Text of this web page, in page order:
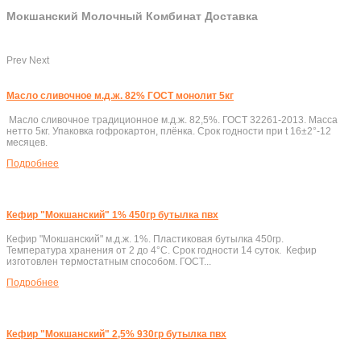
Мокшанский Молочный Комбинат Доставка
Prev Next
Масло сливочное м.д.ж. 82% ГОСТ монолит 5кг
Масло сливочное традиционное м.д.ж. 82,5%. ГОСТ 32261-2013. Масса
нетто 5кг. Упаковка гофрокартон, плёнка. Срок годности при t 16±2°-12
месяцев.
Подробнеe
Кефир "Мокшанский" 1% 450гр бутылка пвх
Кефир "Мокшанский" м.д.ж. 1%. Пластиковая бутылка 450гр.
Температура хранения от 2 до 4°C. Срок годности 14 суток. Кефир
изготовлен термостатным способом. ГОСТ...
Подробнеe
Кефир "Мокшанский" 2,5% 930гр бутылка пвх